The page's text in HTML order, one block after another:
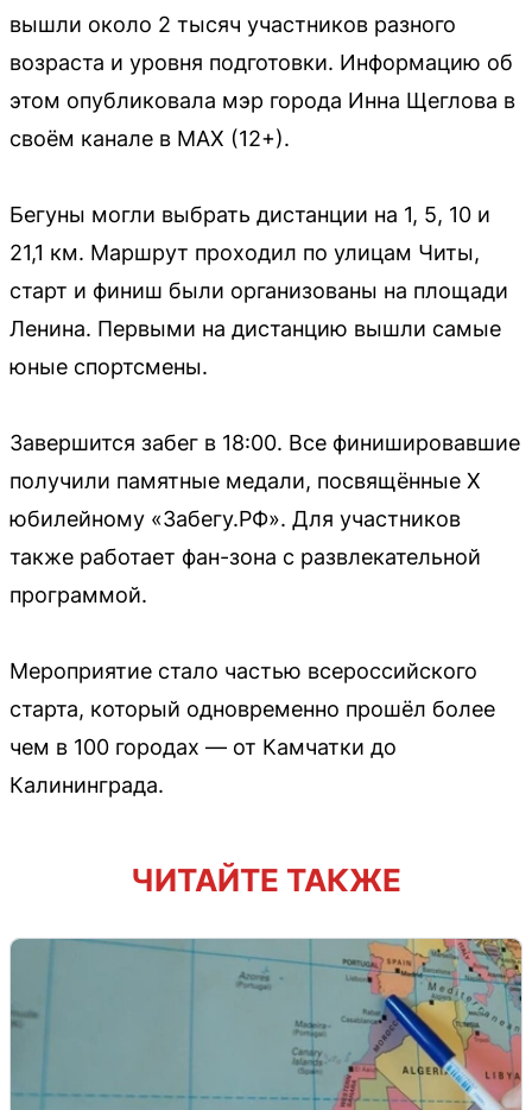
вышли около 2 тысяч участников разного
возраста и уровня подготовки. Информацию об
этом опубликовала мэр города Инна Щеглова в
своём канале в МАХ (12+).
Бегуны могли выбрать дистанции на 1, 5, 10 и
21,1 км. Маршрут проходил по улицам Читы,
старт и финиш были организованы на площади
Ленина. Первыми на дистанцию вышли самые
юные спортсмены.
Завершится забег в 18:00. Все финишировавшие
получили памятные медали, посвящённые X
юбилейному «Забегу.РФ». Для участников
также работает фан-зона с развлекательной
программой.
Мероприятие стало частью всероссийского
старта, который одновременно прошёл более
чем в 100 городах — от Камчатки до
Калининграда.
ЧИТАЙТЕ ТАКЖЕ